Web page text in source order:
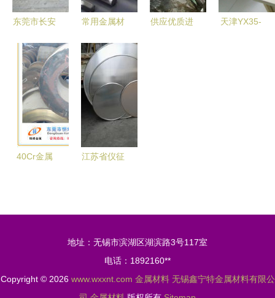
兼论东莞市
东莞市长安
料经营部
专业供应L4
与L5合金工
具钢及各类
金属材料
常用金属材
用途
供应优质进
天津YX35-
40Cr金属
江苏省仪征
场价格分析
与应用指南
地址：无锡市滨湖区湖滨路3号117室
电话：1892160**
Copyright © 2026 www.wxxnt.com 金属材料 无锡鑫宁特金属材料有限公